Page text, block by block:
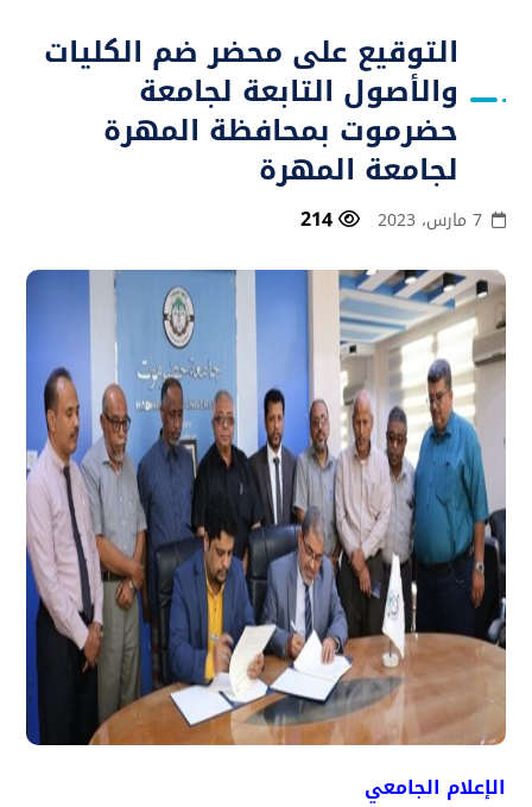
التوقيع على محضر ضم الكليات
والأصول التابعة لجامعة
حضرموت بمحافظة المهرة
لجامعة المهرة
7 مارس، 2023 214
الإعلام الجامعي